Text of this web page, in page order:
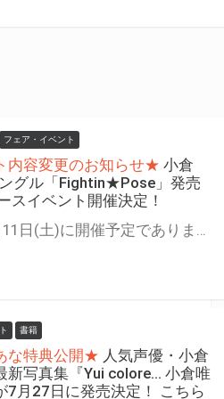
フェア・イベント
内容変更のお知らせ★ 小倉
グル「Fightin★Pose」発売
スイベント開催決定！
書籍
な特典公開★ 人気声優・小倉
新写真集『Yui colore… 小倉唯
7月27日に発売決定！ こちら